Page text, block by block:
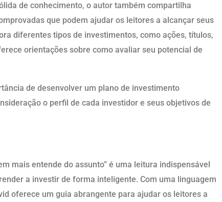
de conhecimento, o autor também compartilha
que podem ajudar os leitores a alcançar seus
diferentes tipos de investimentos, como ações, títulos,
orientações sobre como avaliar seu potencial de
de desenvolver um plano de investimento
o perfil de cada investidor e seus objetivos de
mais entende do assunto” é uma leitura indispensável
a investir de forma inteligente. Com uma linguagem
oferece um guia abrangente para ajudar os leitores a